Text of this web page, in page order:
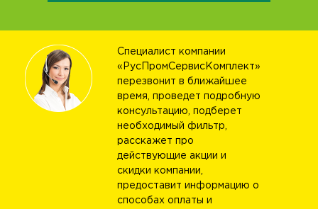
Специалист компании
«РусПромСервисКомплект»
перезвонит в ближайшее
время, проведет подробную
консультацию, подберет
необходимый фильтр,
расскажет про
действующие акции и
скидки компании,
предоставит информацию о
способах оплаты и